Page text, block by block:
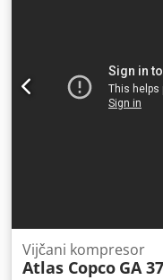
Vijčani kompresor
Atlas Copco GA